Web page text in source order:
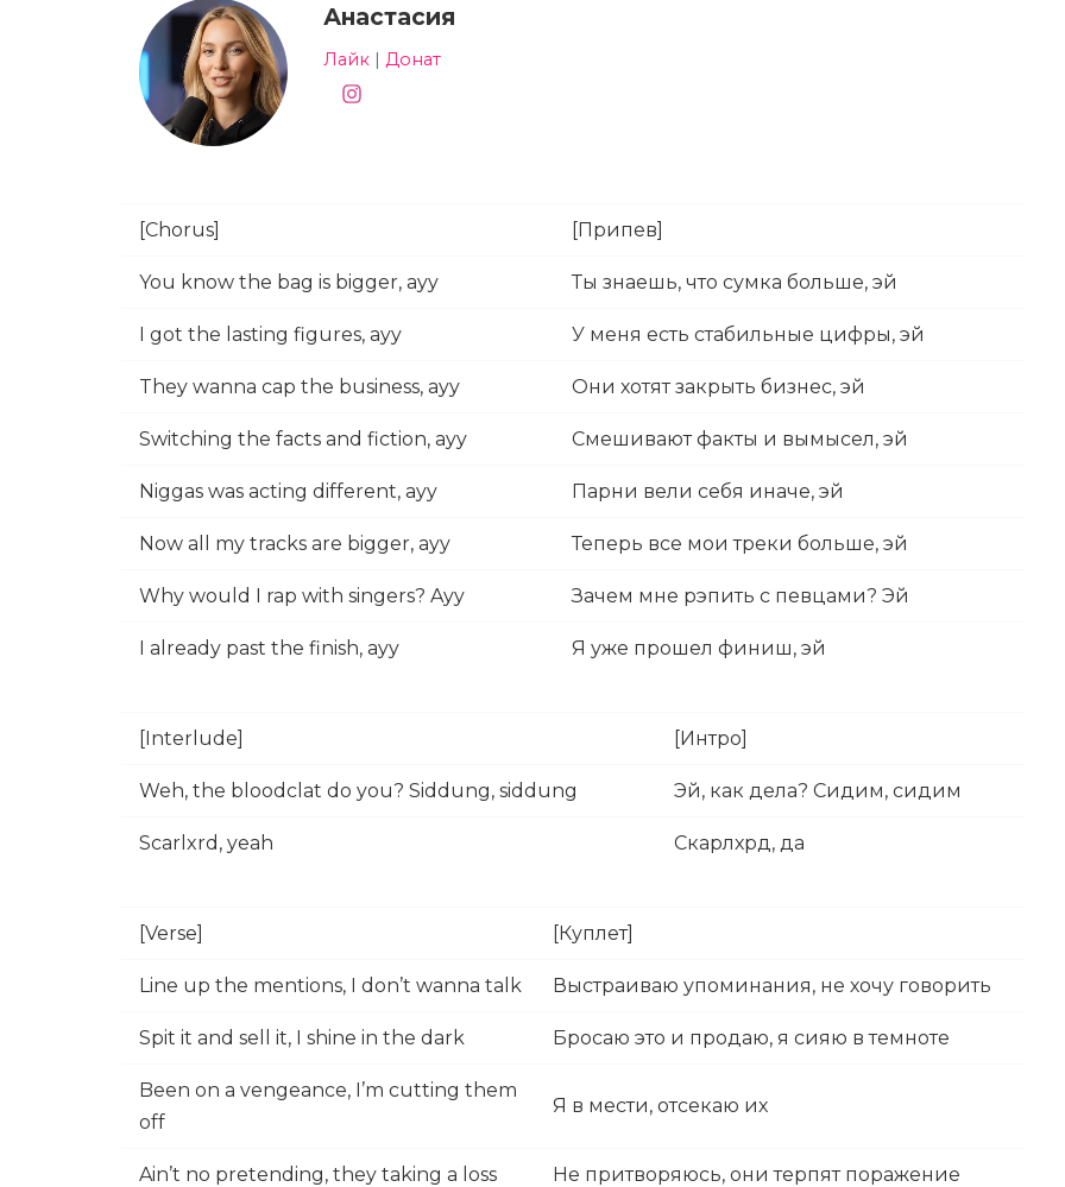
Анастасия
Лайк | Донат
[Chorus] [Припев]
You know the bag is bigger, ayy Ты знаешь, что сумка больше, эй
I got the lasting figures, ayy У меня есть стабильные цифры, эй
They wanna cap the business, ayy Они хотят закрыть бизнес, эй
Switching the facts and fiction, ayy Смешивают факты и вымысел, эй
Niggas was acting different, ayy Парни вели себя иначе, эй
Now all my tracks are bigger, ayy Теперь все мои треки больше, эй
Why would I rap with singers? Ayy Зачем мне рэпить с певцами? Эй
I already past the finish, ayy Я уже прошел финиш, эй
[Interlude] [Интро]
Weh, the bloodclat do you? Siddung, siddung Эй, как дела? Сидим, сидим
Scarlxrd, yeah Скарлхрд, да
[Verse] [Куплет]
Line up the mentions, I don’t wanna talk Выстраиваю упоминания, не хочу говорить
Spit it and sell it, I shine in the dark Бросаю это и продаю, я сияю в темноте
Been on a vengeance, I’m cutting them
off
Я в мести, отсекаю их
Ain’t no pretending, they taking a loss Не притворяюсь, они терпят поражение